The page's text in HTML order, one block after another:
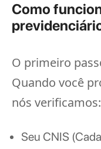
Como
O primeiro
Quando você
nós verificamos:
Seu CNIS